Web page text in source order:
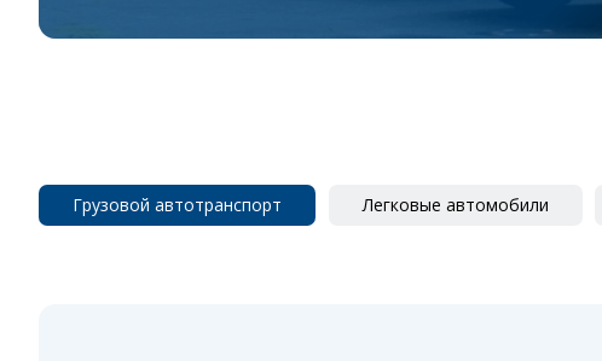
Грузовой автотранспорт Легковые автомобили